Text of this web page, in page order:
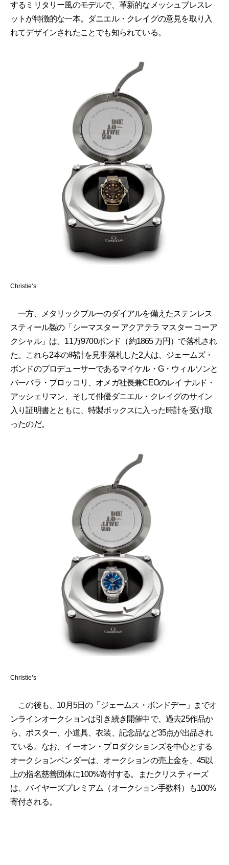
するミリタリー風のモデルで、革新的なメッシュブレスレ
ットが特徴的な一本。ダニエル・クレイグの意見を取り入
れてデザインされたことでも知られている。
Christie’s
一方、メタリックブルーのダイアルを備えたステンレス
スティール製の「シーマスター アクアテラ マスター コーア
クシャル」は、11万9700ポンド（約1865 万円）で落札され
た。これら2本の時計を見事落札した2人は、ジェームズ・
ボンドのプロデューサーであるマイケル・G・ウィルソンと
バーバラ・ブロッコリ、オメガ社長兼CEOのレイ ナルド・
アッシェリマン、そして俳優ダニエル・クレイグのサイン
入り証明書とともに、特製ボックスに入った時計を受け取
ったのだ。
Christie’s
この後も、10月5日の「ジェームス・ボンドデー」までオ
ンラインオークションは引き続き開催中で、過去25作品か
ら、ポスター、小道具、衣装、記念品など35点が出品され
ている。なお、イーオン・プロダクションズを中心とする
オークションベンダーは、オークションの売上金を、45以
上の指名慈善団体に100%寄付する。またクリスティーズ
は、バイヤーズプレミアム（オークション手数料）も100%
寄付される。